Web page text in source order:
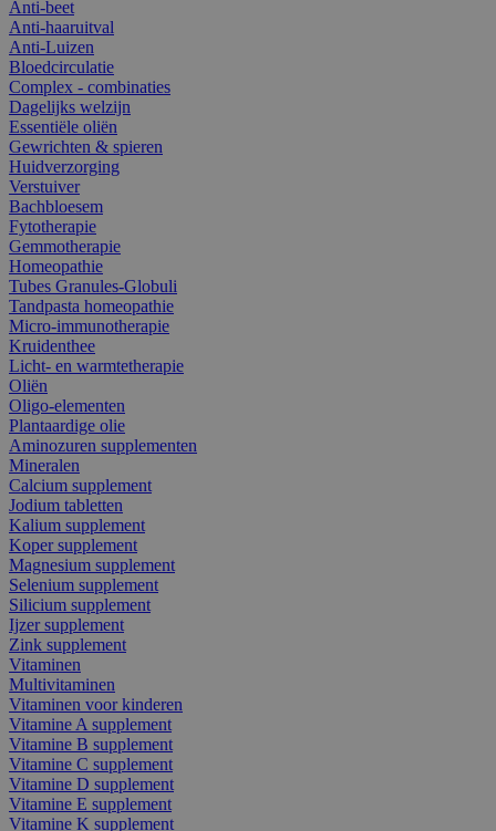
Anti-beet
Anti-haaruitval
Anti-Luizen
Bloedcirculatie
Complex - combinaties
Dagelijks welzijn
Essentiële oliën
Gewrichten & spieren
Huidverzorging
Verstuiver
Bachbloesem
Fytotherapie
Gemmotherapie
Homeopathie
Tubes Granules-Globuli
Tandpasta homeopathie
Micro-immunotherapie
Kruidenthee
Licht- en warmtetherapie
Oliën
Oligo-elementen
Plantaardige olie
Aminozuren supplementen
Mineralen
Calcium supplement
Jodium tabletten
Kalium supplement
Koper supplement
Magnesium supplement
Selenium supplement
Silicium supplement
Ijzer supplement
Zink supplement
Vitaminen
Multivitaminen
Vitaminen voor kinderen
Vitamine A supplement
Vitamine B supplement
Vitamine C supplement
Vitamine D supplement
Vitamine E supplement
Vitamine K supplement